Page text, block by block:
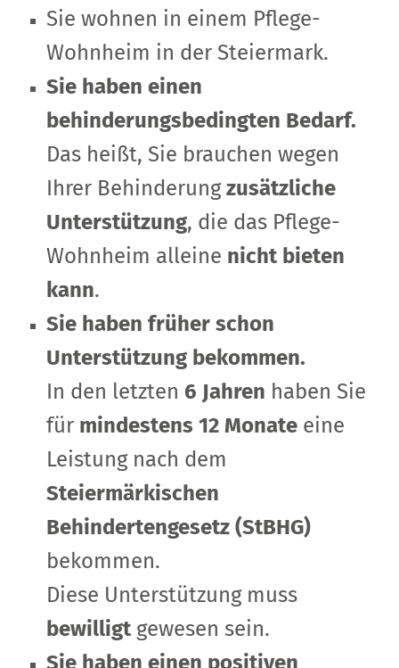
Sie wohnen in einem Pflege-
Wohnheim in der Steiermark.
Sie haben einen
behinderungsbedingten Bedarf.
Das heißt, Sie brauchen wegen
Ihrer Behinderungzusätzliche
Unterstützung, die das Pflege-
Wohnheim alleine nicht bieten
kann.
Sie haben früher schon
Unterstützung bekommen.
In den letzten 6 Jahren haben Sie
für mindestens 12 Monateeine
Leistung nach dem
Steiermärkischen
Behindertengesetz (StBHG)
bekommen.
Diese Unterstützung muss
bewilligtgewesen sein.
Sie haben einen positiven